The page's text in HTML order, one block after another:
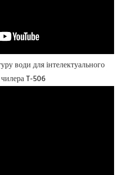
води для інтелектуального
T-506